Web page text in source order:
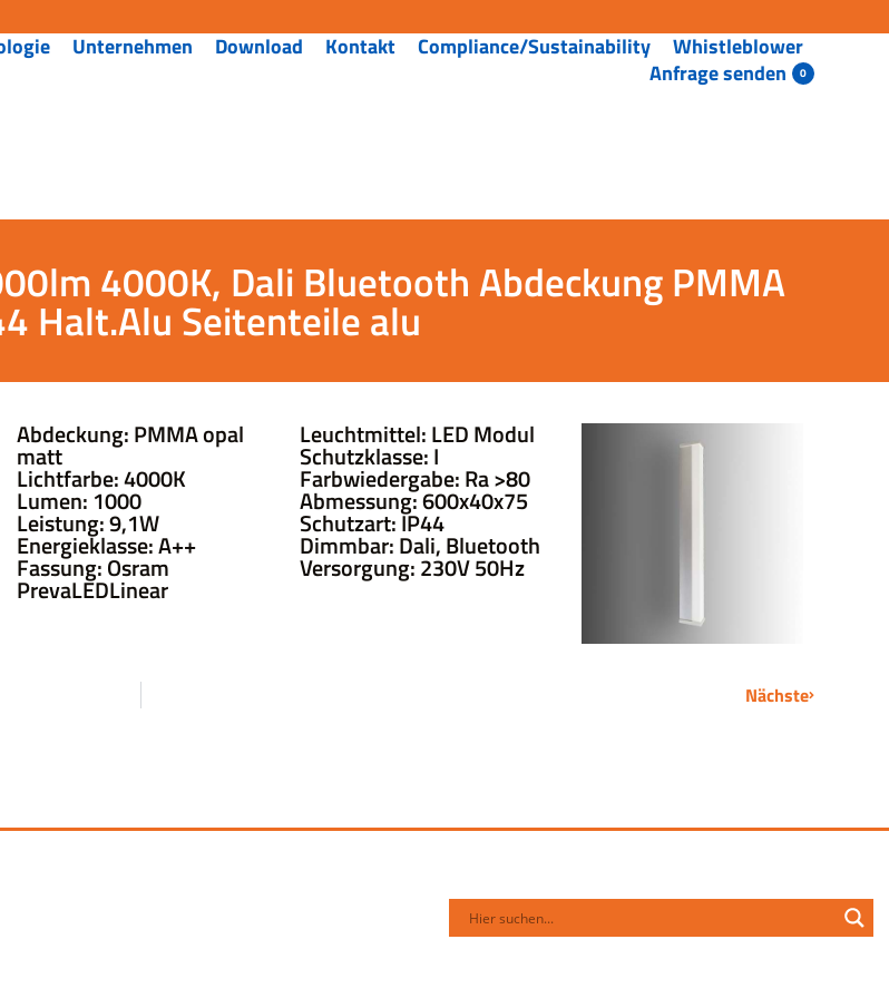
Unternehmen Download Kontakt Compliance/Sustainability
Whistleblower
Anfrage senden
4000K, Dali Bluetooth Abdeckung PMMA
Halt.Alu Seitenteile alu
Abdeckung: PMMA opal
matt
Lichtfarbe: 4000K
Lumen: 1000
Leistung: 9,1W
Energieklasse: A++
Fassung: Osram
PrevaLEDLinear
Leuchtmittel: LED Modul
Schutzklasse: I
Farbwiedergabe: Ra >80
Abmessung: 600x40x75
Schutzart: IP44
Dimmbar: Dali, Bluetooth
Versorgung: 230V 50Hz
Nächste